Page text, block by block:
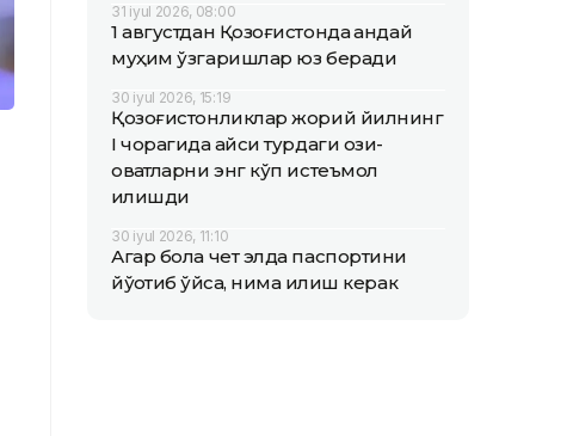
31 iyul 2026, 08:00
1 августдан Қозоғистонда қандай
муҳим ўзгаришлар юз беради
30 iyul 2026, 15:19
Қозоғистонликлар жорий йилнинг
I чорагида қайси турдаги озиқ-
овқатларни энг кўп истеъмол
қилишди
30 iyul 2026, 11:10
Агар бола чет элда паспортини
йўқотиб қўйса, нима қилиш керак